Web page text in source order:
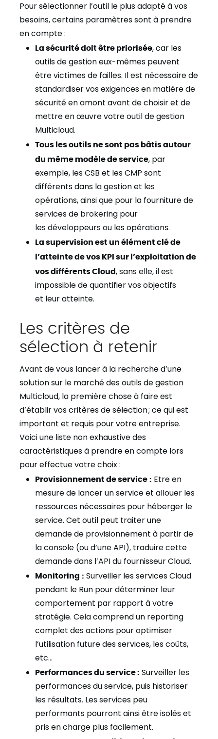
Pour sélectionner l’outil le plus adapté à vos
besoins, certains paramètressont à prendre
en compte:
La sécurité doit être priorisée, car les
outils de gestion eux-mêmes peuvent
êtrevictimesde failles. Il est nécessaire de
standardiservos exigences en matière de
sécuritéen amont avant de choisir et de
mettre en œuvre votreoutil de gestion
Multicloud.
Tous les outils ne sont pas bâtis autour
du même modèle de service, par
exemple, les CSB et les CMP sont
différents dans la gestion et les
opérations, ainsi que pour la fourniture de
services de brokering pour
lesdéveloppeursou les opérations.
La supervision est un élément clé de
l’atteinte de vos KPI sur l’exploitation de
vos différents Cloud, sans elle,il est
impossible de quantifier vos objectifs
et leur atteinte.
Les critères de
sélection à retenir
Avant de vous lancer à la recherche d’une
solution sur le marché des outils de gestion
Multicloud, la première chose à faire est
d’établir vos critères de sélection ; ce qui est
important et requis pour votre entreprise.
Voici une liste non exhaustive des
caractéristiques à prendre en compte lors
pour effectue votre choix :
Provisionnement de service : Etre en
mesure de lancer un service et allouer les
ressources nécessaires pour héberger le
service. Cet outil peut traiter une
demande de provisionnement à partir de
la console (ou d’une API), traduire cette
demande dans l’API du fournisseur Cloud.
Monitoring : Surveiller les services Cloud
pendant le Run pour déterminer leur
comportement par rapport à votre
stratégie. Cela comprend un reporting
complet des actions pour optimiser
l’utilisation future des services, les coûts,
etc…
Performances du service : Surveiller les
performances du service, puis historiser
les résultats. Les services peu
performants pourront ainsi être isolés et
pris en charge plus facilement.